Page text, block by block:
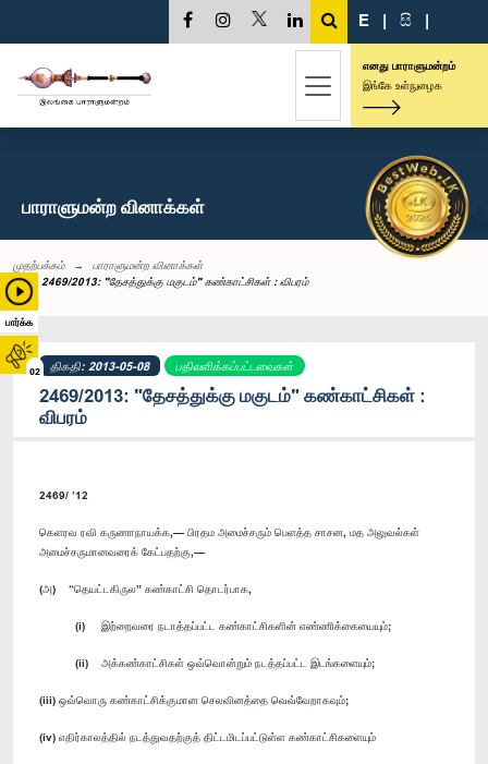
பார்க்க
02
E | සි |
எனது பாராளுமன்றம்
இங்கே உள்நுழைக
பாராளுமன்ற வினாக்கள்
முதற்பக்கம்
பாராளுமன்ற வினாக்கள்
2469/2013: "தேசத்துக்கு மகுடம்" கண்காட்சிகள் : விபரம்
திகதி: 2013-05-08 பதிலளிக்கப்பட்டவைகள்
2469/2013: "தேசத்துக்கு மகுடம்" கண்காட்சிகள் :
விபரம்
2469/ ’12
கெளரவ ரவி கருணாநாயக்க,— பிரதம அமைச்சரும் பெளத்த சாசன, மத அலுவல்கள்
அமைச்சருமானவரைக் கேட்பதற்கு,—
(அ) “தெயட்டகிருல” கண்காட்சி தொடர்பாக,
(i) இற்றைவரை நடாத்தப்பட்ட கண்காட்சிகளின் எண்ணிக்கையையும்;
(ii) அக்கண்காட்சிகள் ஒவ்வொன்றும் நடத்தப்பட்ட இடங்களையும்;
(iii) ஒவ்வொரு கண்காட்சிக்குமான செலவினத்தை வெவ்வேறாகவும்;
(iv) எதிர்காலத்தில் நடத்துவதற்குத் திட்டமிடப்பட்டுள்ள கண்காட்சிகளையும்